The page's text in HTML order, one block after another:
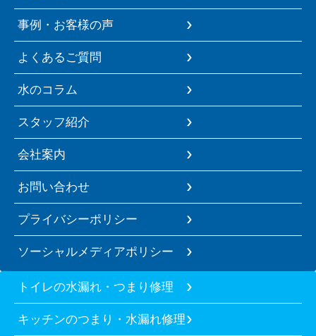
事例・お客様の声
よくあるご質問
水のコラム
スタッフ紹介
会社案内
お問い合わせ
プライバシーポリシー
ソーシャルメディアポリシー
トイレの水漏れ・つまり修理
キッチンのつまり・水漏れ修理